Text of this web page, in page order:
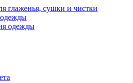
глаженья, сушки и чистки
одежды